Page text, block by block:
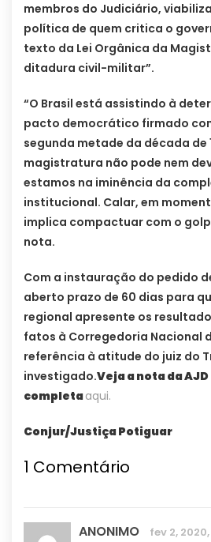
membros do Judiciário,
política de quem critica o
texto da Lei Orgânica da
ditadura civil-militar”.
“O Brasil está assistindo à
pacto democrático firmado
segunda metade da década de
magistratura não pode nem
estamos na iminência da
institucional. Calar, em
implica compactuar com o
nota.
Com a instauração do pedido
aberto prazo de 60 dias para
regional apresente os
fatos à Corregedoria Nacional
referência à atitude do juiz do
investigado.Veja a nota da
completaaqui.
Conjur/Justiça Potiguar
1 Comentário
ANONIMO fev 2,